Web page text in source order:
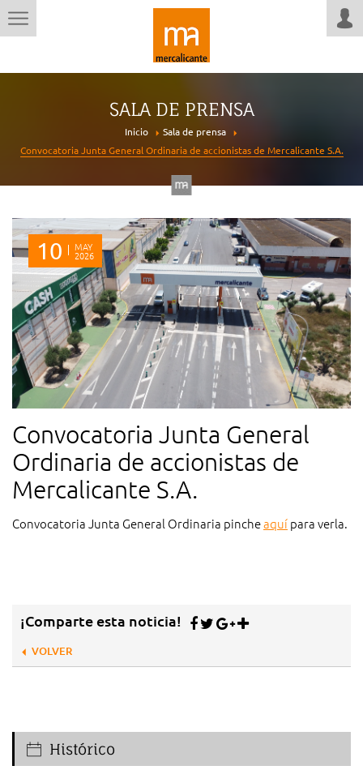
SALA DE PRENSA
Inicio
Sala de prensa
Convocatoria Junta General Ordinaria de accionistas de Mercalicante S.A.
10 MAY
2026
Convocatoria Junta General
Ordinaria de accionistas de
Mercalicante S.A.
Convocatoria Junta General Ordinaria pincheaquípara verla.
¡Comparte esta noticia!
VOLVER
Histórico